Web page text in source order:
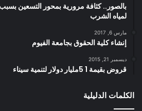
بالصور.. كثافة مرورية بمحور التسعين
لمياه الشرب
مارس 6, 2017
إنشاء كلية الحقوق بجامعة الفيوم
ديسمبر 21, 2015
قروض بقيمة 1 5مليار دولار لتنمية سيناء
الكلمات الدليلية